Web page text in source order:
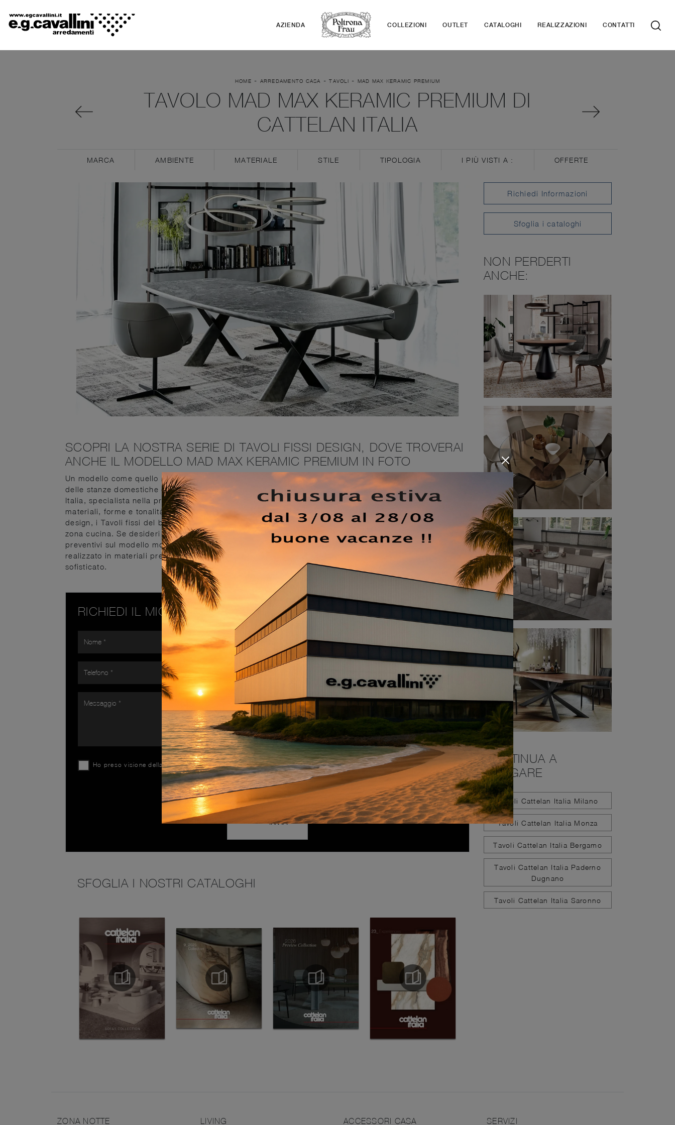
AZIENDA COLLEZIONI OUTLET CATALOGHI REALIZZAZIONI CONTATTI
HOME - ARREDAMENTO CASA -TAVOLI - MAD MAX KERAMIC PREMIUM
TAVOLO MAD MAX KERAMIC PREMIUM DI
CATTELAN ITALIA
MARCA AMBIENTE MATERIALE STILE TIPOLOGIA I PIÙ VISTI A : OFFERTE
SCOPRI LA NOSTRA SERIE DI TAVOLI FISSI DESIGN, DOVE TROVERAI
ANCHE IL MODELLO MAD MAX KERAMIC PREMIUM IN FOTO
Un modello come quello nell'immagine, in abbinamento alle giuste sedie, saprà completare il mood
delle stanze domestiche dedicate per eccellenza alla convivialità. Il noto e rinomato brand Cattelan
Italia, specialista nella produzione di arredi in ceramica, ha scelto per la sua linea un'infinità di
materiali, forme e tonalità. Ideali per dare vita a degli abbinamenti unici con sedie e complementi
design, i Tavoli fissi del brand sono soluzioni tra le più originali in commercio, ideali per il soggiorno e la
zona cucina. Se desideri un tavolo da pranzo di alto contenuto estetico, contattaci e ricevi info e
preventivi sul modello mostrato in foto.Tavolo Mad Max Keramic Premium di Cattelan Italia
realizzato in materiali pregiati è caratterizzato dalle forme decise del top e da un basamento elegante e
sofisticato.
RICHIEDI IL MIGLIOR PREZZO
Ho preso visione dellaPrivacy Policy
INVIA
SFOGLIA I NOSTRI CATALOGHI
Richiedi Informazioni
Sfoglia i cataloghi
NON PERDERTI
ANCHE:
CONTINUA A
NAVIGARE
Tavoli Cattelan Italia Milano
Tavoli Cattelan Italia Monza
Tavoli Cattelan Italia Bergamo
Tavoli Cattelan Italia Paderno
Dugnano
Tavoli Cattelan Italia Saronno
ZONA NOTTE LIVING ACCESSORI CASA SERVIZI